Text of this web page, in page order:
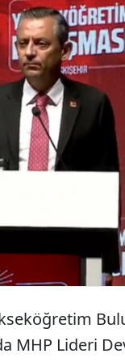
Özel, CHP
Lideri Devlet
çıkarmaya
Devlet Bahçeli
MHP Lideri